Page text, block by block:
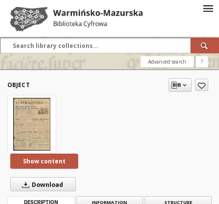
Advanced search ?
OBJECT
Show content
Download
DESCRIPTION INFORMATION STRUCTURE